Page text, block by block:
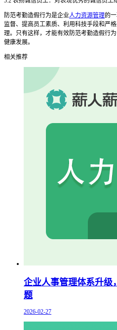
防范考勤造假行为是企业人力资源管理的
监督、提高员工素质、利用科技手段和严
理。只有这样，才能有效防范考勤造假行
健康发展。
相关推荐
企业人事管理体系升级
题
2026-02-27